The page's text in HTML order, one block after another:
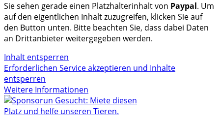
Sie sehen gerade einen Platzhalterinhalt von Paypal. Um
auf den eigentlichen Inhalt zuzugreifen, klicken Sie auf
den Button unten. Bitte beachten Sie, dass dabei Daten
an Drittanbieter weitergegeben werden.
Inhalt entsperren
Erforderlichen Service akzeptieren und Inhalte
entsperren
Weitere Informationen